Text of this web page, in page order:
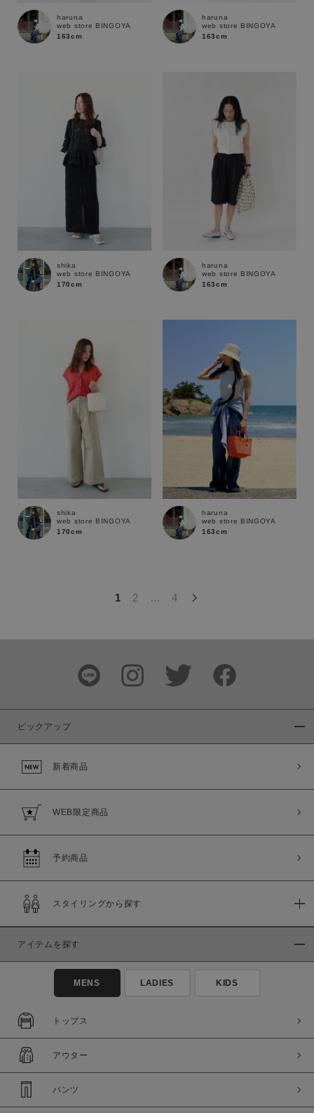
この条件で絞り込む
haruna
web store BINGOYA
163cm
haruna
web store BINGOYA
163cm
shika
web store BINGOYA
170cm
haruna
web store BINGOYA
163cm
shika
web store BINGOYA
170cm
haruna
web store BINGOYA
163cm
1 2 … 4
ピックアップ
新着商品
WEB限定商品
予約商品
スタイリングから探す
アイテムを探す
MENS LADIES KIDS
トップス
アウター
パンツ